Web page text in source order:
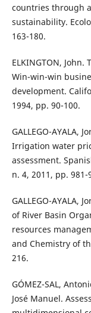
countries through
sustainability.
163-180.
ELKINGTON,
Win-win-win
development.
1994, pp. 90-100.
GALLEGO-AYALA,
Irrigation water
assessment.
n. 4, 2011, pp. 981-
GALLEGO-AYALA,
of River Basin
resources
and Chemistry of
216.
GÓMEZ-SAL,
José Manuel.